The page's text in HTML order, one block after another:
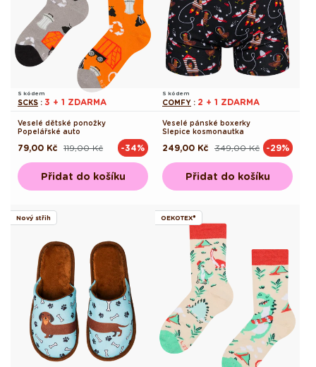
S kódem
SCKS : 3 + 1 ZDARMA
Veselé dětské ponožky
Popelářské auto
Běžná
119,00 Kč
Výprodejová
79,00 Kč -34%
Přidat do košíku
S kódem
COMFY : 2 + 1 ZDARMA
Veselé pánské boxerky
Slepice kosmonautka
Běžná
349,00 Kč
Výprodejová
249,00 Kč -29%
Přidat do košíku
Nový střih OEKOTEX®